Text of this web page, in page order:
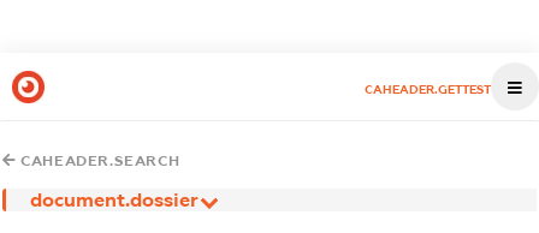
CAHEADER.GETTEST
CAHEADER.SEARCH
document.dossier